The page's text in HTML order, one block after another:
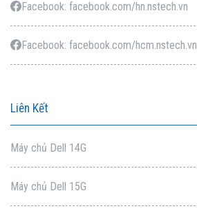
Facebook: facebook.com/hn.nstech.vn
Facebook: facebook.com/hcm.nstech.vn
Liên Kết
Máy chủ Dell 14G
Máy chủ Dell 15G